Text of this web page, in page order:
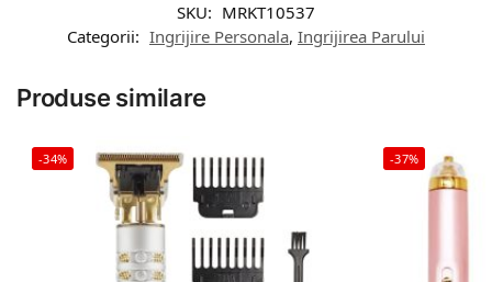
SKU: MRKT10537
Categorii: Ingrijire Personala, Ingrijirea Parului
Produse similare
-34% -37%